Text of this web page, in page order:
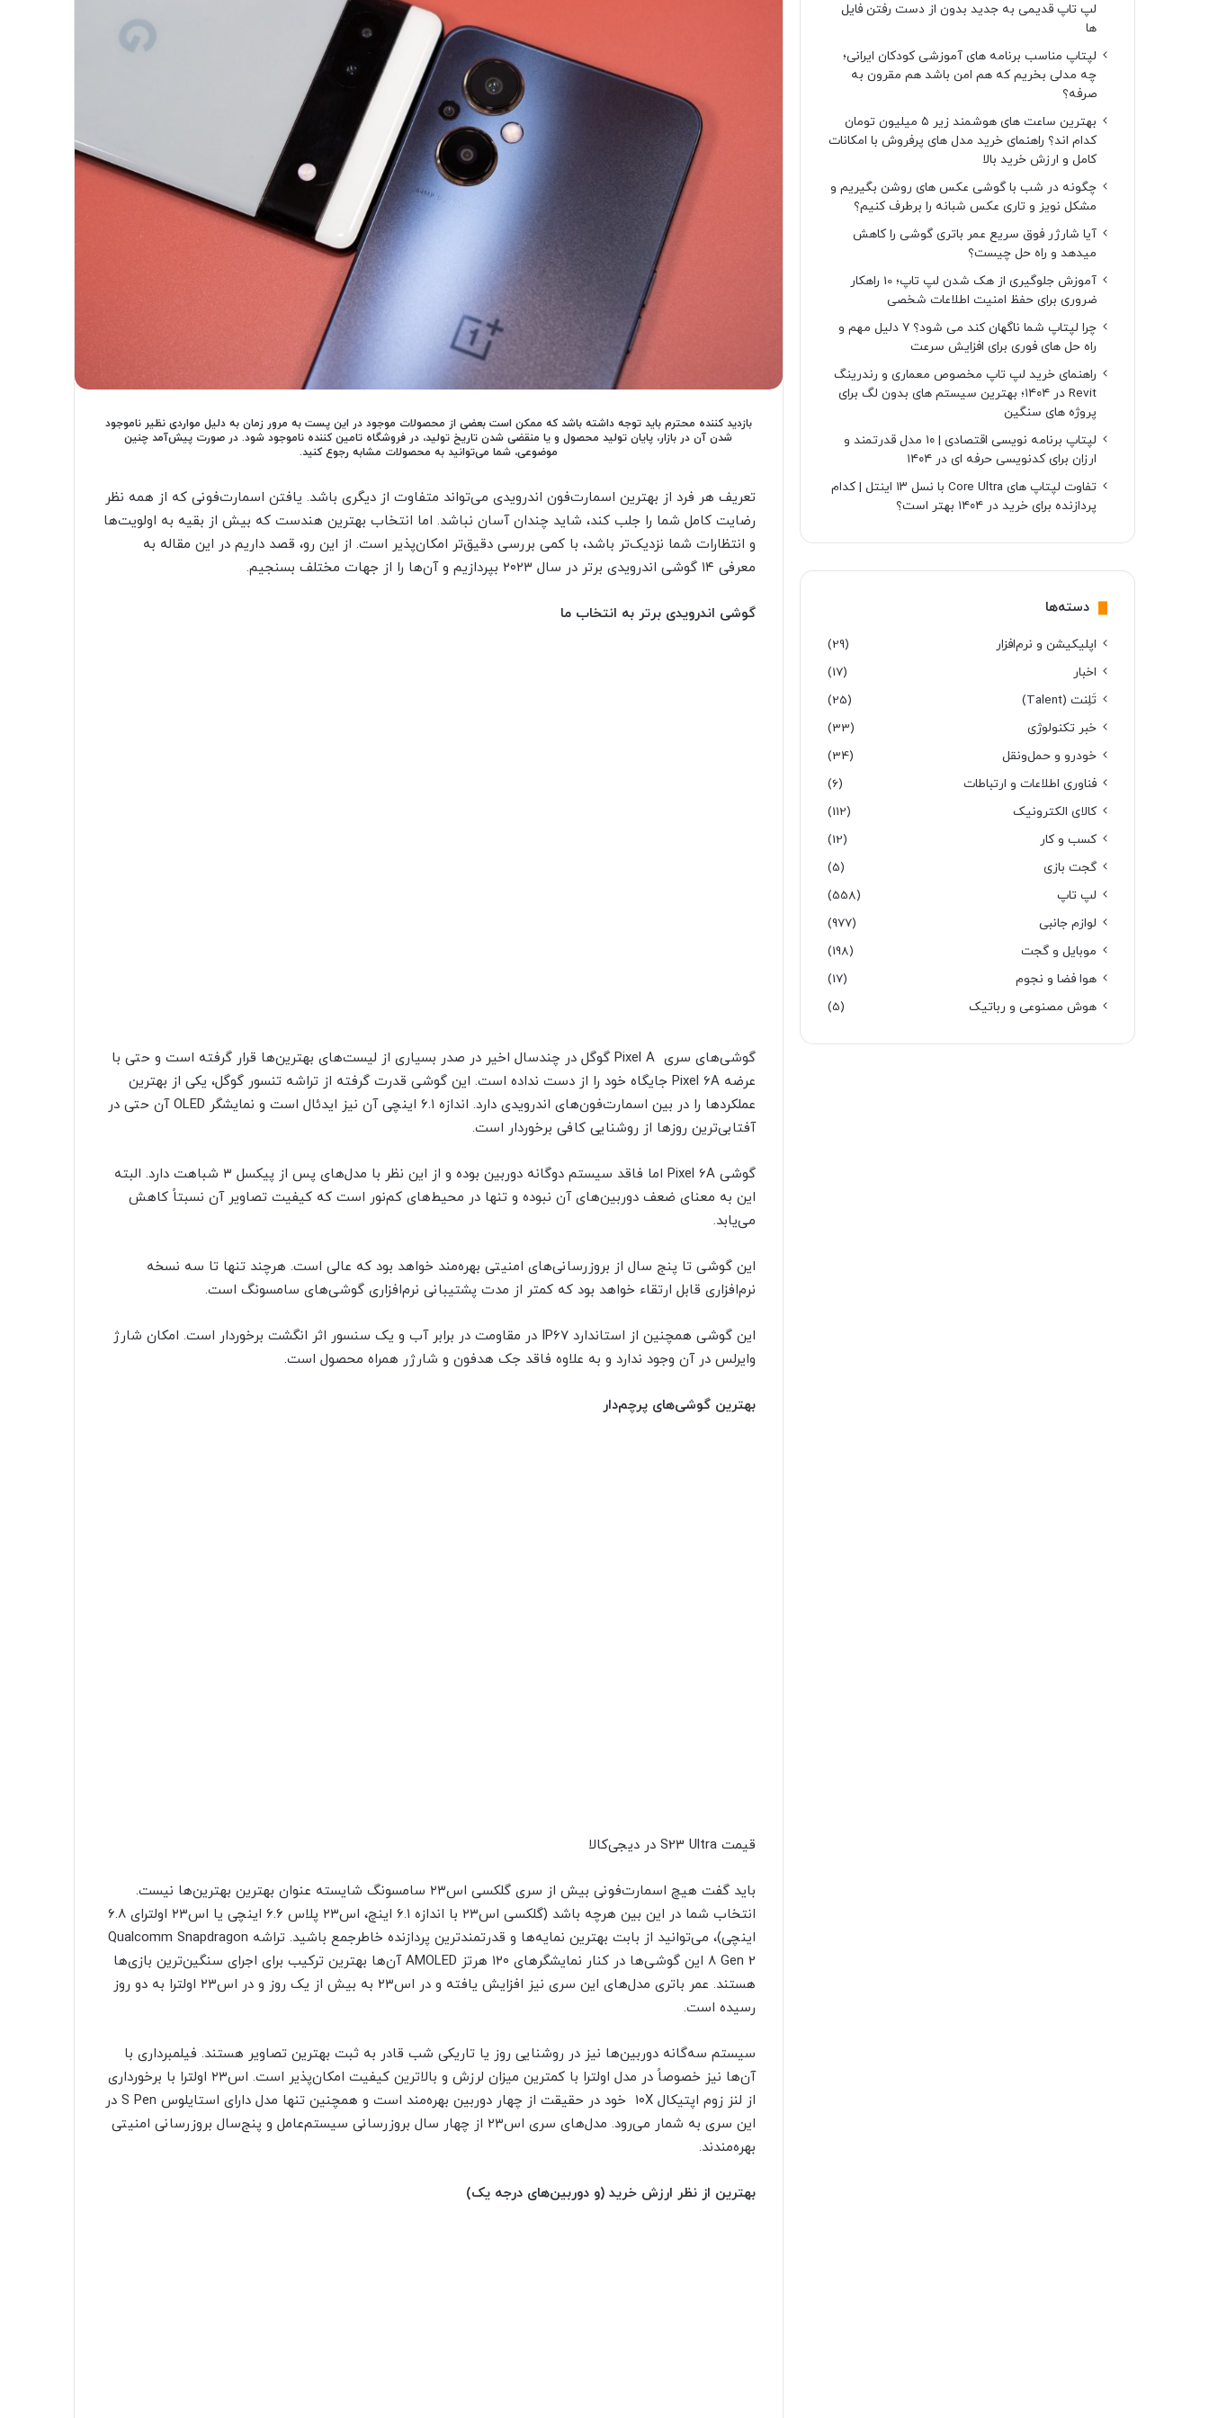
بازدید کننده محترم باید توجه داشته باشد که ممکن است بعضی از محصولات موجود در این پست به مرور زمان به دلیل مواردی نظیر ناموجود
شدن آن در بازار، پایان تولید محصول و یا منقضی شدن تاریخ تولید، در فروشگاه تامین کننده ناموجود شود. در صورت پیش‌آمد چنین
موضوعی، شما می‌توانید به محصولات مشابه رجوع کنید.
تعریف هر فرد از بهترین اسمارت‌فون اندرویدی می‌تواند متفاوت از دیگری باشد. یافتن اسمارت‌فونی که از همه نظر
رضایت کامل شما را جلب کند‌، شاید چندان آسان نباشد. اما انتخاب بهترین هندست که بیش از بقیه به اولویت‌ها
و انتظارات شما نزدیک‌تر باشد، با کمی بررسی دقیق‌تر امکان‌پذیر است. از این رو، قصد داریم در این مقاله به
معرفی ۱۴ گوشی اندرویدی برتر در سال ۲۰۲۳ بپردازیم و آن‌ها را از جهات مختلف بسنجیم.
گوشی اندرویدی برتر به انتخاب ما
گوشی‌های سری Pixel A گوگل در چندسال اخیر در صدر بسیاری از لیست‌های بهترین‌ها قرار گرفته است و حتی با
عرضه Pixel 6A جایگاه خود را از دست نداده است. این گوشی قدرت گرفته از تراشه تنسور گوگل، یکی از بهترین
عملکردها را در بین اسمارت‌فون‌های اندرویدی دارد. اندازه ۶.۱ اینچی آن نیز ایدئال است و نمایشگر OLED آن حتی در
آفتابی‌ترین روزها از روشنایی کافی برخوردار است.
گوشی Pixel 6A اما فاقد سیستم دوگانه دوربین بوده و از این نظر با مدل‌های پس از پیکسل ۳ شباهت دارد. البته
این به معنای ضعف دوربین‌های آن نبوده و تنها در محیط‌های کم‌نور است که کیفیت تصاویر آن نسبتاً کاهش
می‌یابد.
این گوشی تا پنج سال از بروزرسانی‌های امنیتی بهره‌مند خواهد بود که عالی است. هرچند تنها تا سه نسخه
نرم‌افزاری قابل ارتقاء خواهد بود که کمتر از مدت پشتیبانی نرم‌افزاری گوشی‌های سامسونگ است.
این گوشی همچنین از استاندارد IP67 در مقاومت در برابر آب و یک سنسور اثر انگشت برخوردار است. امکان شارژ
وایرلس در آن وجود ندارد و به علاوه فاقد جک هدفون و شارژر همراه محصول است.
بهترین گوشی‌های پرچم‌دار
قیمت S23 Ultra در دیجی‌کالا
باید گفت هیچ اسمارت‌فونی بیش از سری گلکسی اس۲۳ سامسونگ شایسته عنوان بهترین بهترین‌ها نیست.
انتخاب شما در این بین هرچه باشد (گلکسی اس۲۳ با اندازه ۶.۱ اینچ، اس۲۳ پلاس ۶.۶ اینچی یا اس۲۳ اولترای ۶.۸
اینچی)، می‌توانید از بابت بهترین نمایه‌ها و قدرتمندترین پردازنده خاطرجمع باشید. تراشه Qualcomm Snapdragon
8 Gen 2 این گوشی‌ها در کنار نمایشگرهای ۱۲۰ هرتز AMOLED آن‌ها بهترین ترکیب برای اجرای سنگین‌ترین بازی‌ها
هستند. عمر باتری مدل‌های این سری نیز افزایش یافته و در اس۲۳ به بیش از یک روز و در اس۲۳ اولترا به دو روز
رسیده است.
سیستم سه‌گانه دوربین‌ها نیز در روشنایی روز یا تاریکی شب قادر به ثبت بهترین تصاویر هستند. فیلمبرداری با
آن‌ها نیز خصوصاً‌ در مدل اولترا با کمترین میزان لرزش و بالاترین کیفیت امکان‌پذیر است. اس۲۳ اولترا با برخورداری
از لنز زوم اپتیکال ۱۰X خود در حقیقت از چهار دوربین بهره‌مند است و همچنین تنها مدل دارای استایلوس S Pen در
این سری به شمار می‌رود. مدل‌های سری اس۲۳ از چهار سال بروزرسانی سیستم‌عامل و پنج‌سال بروزرسانی امنیتی
بهره‌مندند.
بهترین از نظر ارزش خرید (و دوربین‌های درجه یک)
لپ تاپ قدیمی به جدید بدون از دست رفتن فایل
ها
لپتاپ مناسب برنامه های آموزشی کودکان ایرانی؛
چه مدلی بخریم که هم امن باشد هم مقرون به
صرفه؟
بهترین ساعت های هوشمند زیر ۵ میلیون تومان
کدام اند؟ راهنمای خرید مدل های پرفروش با امکانات
کامل و ارزش خرید بالا
چگونه در شب با گوشی عکس های روشن بگیریم و
مشکل نویز و تاری عکس شبانه را برطرف کنیم؟
آیا شارژر فوق سریع عمر باتری گوشی را کاهش
میدهد و راه حل چیست؟
آموزش جلوگیری از هک شدن لپ تاپ؛ 10 راهکار
ضروری برای حفظ امنیت اطلاعات شخصی
چرا لپتاپ شما ناگهان کند می شود؟ ۷ دلیل مهم و
راه حل های فوری برای افزایش سرعت
راهنمای خرید لپ تاپ مخصوص معماری و رندرینگ
Revit در ۱۴۰۴؛ بهترین سیستم های بدون لگ برای
پروژه های سنگین
لپتاپ برنامه نویسی اقتصادی | ۱۰ مدل قدرتمند و
ارزان برای کدنویسی حرفه ای در ۱۴۰۴
تفاوت لپتاپ های Core Ultra با نسل ۱۳ اینتل | کدام
پردازنده برای خرید در ۱۴۰۴ بهتر است؟
دسته‌ها
اپلیکیشن و نرم‌افزار
(29)
اخبار
(17)
تَلِنت (Talent)
(25)
خبر تکنولوژی
(33)
خودرو و حمل‌و‌نقل
(34)
فناوری اطلاعات و ارتباطات
(6)
کالای الکترونیک
(112)
کسب و کار
(12)
گجت بازی
(5)
لپ تاپ
(558)
لوازم جانبی
(977)
موبایل و گجت
(198)
هوا فضا و نجوم
(17)
هوش مصنوعی و رباتیک
(5)